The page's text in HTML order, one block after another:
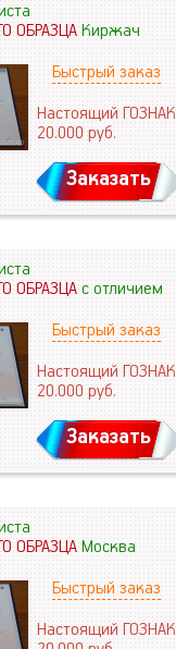
ОБРАЗЦАКиржач
Быстрый заказ
Настоящий ГОЗНАК
20.000руб.
Заказать
ОБРАЗЦАс отличием
Быстрый заказ
Настоящий ГОЗНАК
20.000руб.
Заказать
ОБРАЗЦАМосква
Быстрый заказ
Настоящий ГОЗНАК